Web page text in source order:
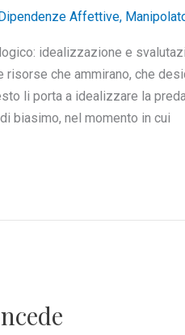
Affettive,
idealizzazione e
risorse che ammirano, che
li porta a idealizzare la
biasimo, nel momento in cui